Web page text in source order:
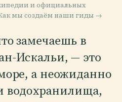
и официальных
мы создаём наши гиды →
замечаешь в
Искальи, — это
а неожиданно
водохранилища,